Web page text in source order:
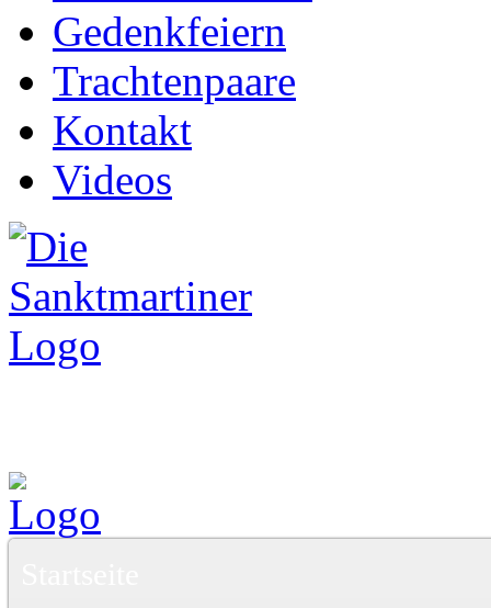
Gedenkfeiern
Trachtenpaare
Kontakt
Videos